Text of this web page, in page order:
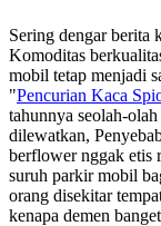
Sering dengar berita
Komoditas
mobil tetap menjadi
"Pencurian Kaca
tahunnya seolah-
dilewatkan,
berflower nggak etis
suruh parkir mobil
orang disekitar
kenapa demen